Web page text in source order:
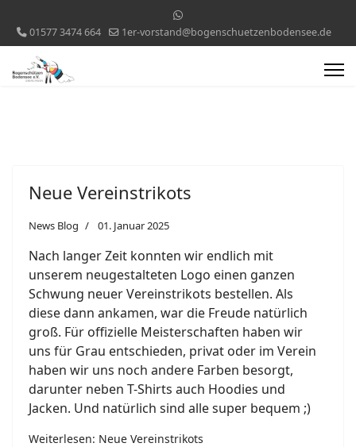
01577 3474 664 1er-vorstand@bogenschuetzenbodensee.de
Neue Vereinstrikots
News Blog 01. Januar 2025
Nach langer Zeit konnten wir endlich mit
unserem neugestalteten Logo einen ganzen
Schwung neuer Vereinstrikots bestellen. Als
diese dann ankamen, war die Freude natürlich
groß. Für offizielle Meisterschaften haben wir
uns für Grau entschieden, privat oder im Verein
haben wir uns noch andere Farben besorgt,
darunter neben T-Shirts auch Hoodies und
Jacken. Und natürlich sind alle super bequem ;)
Weiterlesen: Neue Vereinstrikots